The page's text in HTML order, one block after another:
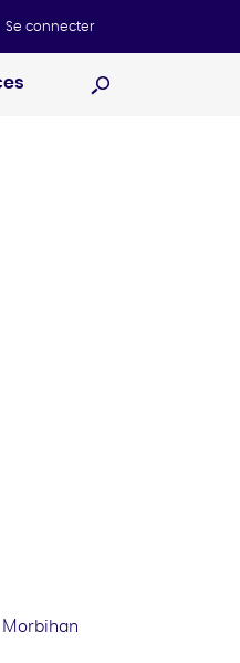
Se connecter
Morbihan